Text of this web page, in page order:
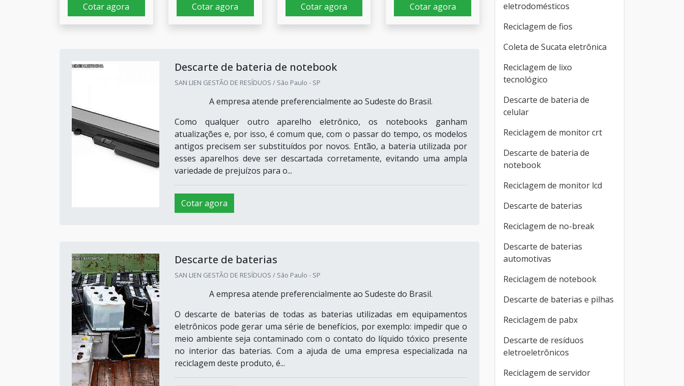
Cotar agora Cotar agora Cotar agora Cotar agora
Descarte de bateria de notebook
SAN LIEN GESTÃO DE RESÍDUOS / São Paulo - SP
A empresa atende preferencialmente ao Sudeste do Brasil.
Como qualquer outro aparelho eletrônico, os notebooks ganham
atualizações e, por isso, é comum que, com o passar do tempo, os modelos
antigos precisem ser substituídos por novos. Então, a bateria utilizada por
esses aparelhos deve ser descartada corretamente, evitando uma ampla
variedade de prejuízos para o...
Cotar agora
Descarte de baterias
SAN LIEN GESTÃO DE RESÍDUOS / São Paulo - SP
A empresa atende preferencialmente ao Sudeste do Brasil.
O descarte de baterias de todas as baterias utilizadas em equipamentos
eletrônicos pode gerar uma série de benefícios, por exemplo: impedir que o
meio ambiente seja contaminado com o contato do líquido tóxico presente
no interior das baterias. Com a ajuda de uma empresa especializada na
reciclagem deste produto, é...
eletrodomésticos
Reciclagem de fios
Coleta de Sucata eletrônica
Reciclagem de lixo
tecnológico
Descarte de bateria de
celular
Reciclagem de monitor crt
Descarte de bateria de
notebook
Reciclagem de monitor lcd
Descarte de baterias
Reciclagem de no-break
Descarte de baterias
automotivas
Reciclagem de notebook
Descarte de baterias e pilhas
Reciclagem de pabx
Descarte de resíduos
eletroeletrônicos
Reciclagem de servidor